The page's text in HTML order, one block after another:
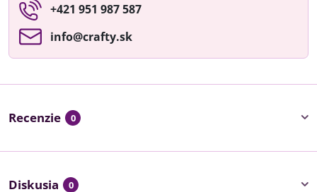
+421 951 987 587
info​@crafty​.sk
Recenzie 0
Diskusia 0